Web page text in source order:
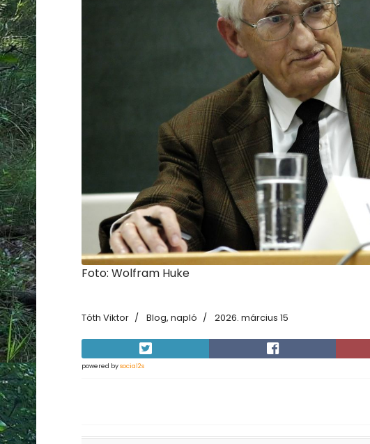
Foto: Wolfram Huke
Tóth Viktor Blog, napló 2026. március 15
powered bysocial2s